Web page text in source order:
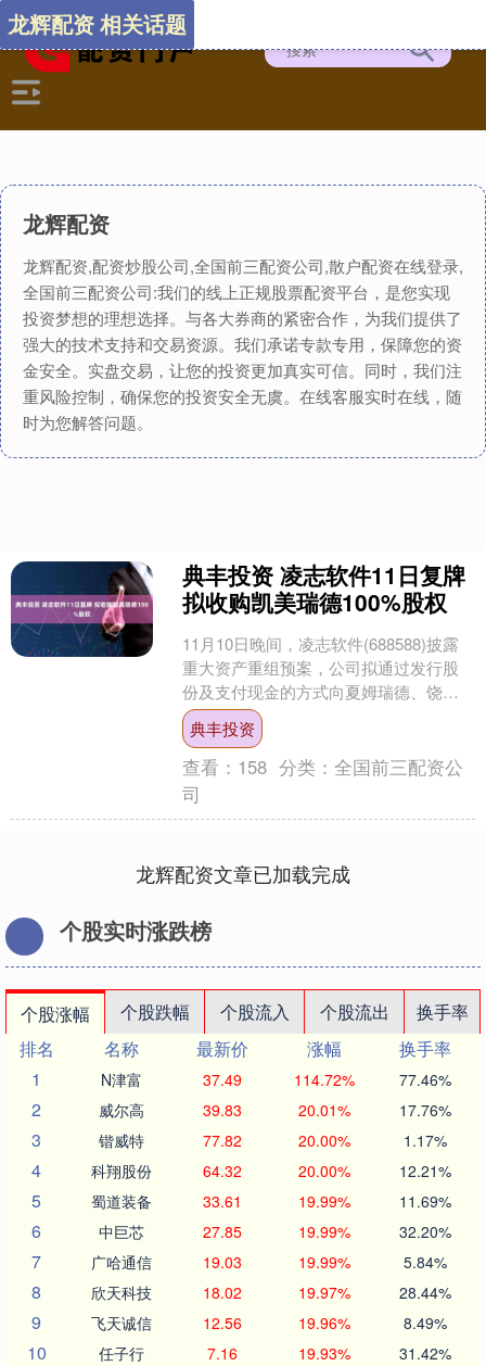
龙辉配资
龙辉配资,配资炒股公司,全国前三配资公司,散户配资在线登录,
全国前三配资公司:我们的线上正规股票配资平台，是您实现
投资梦想的理想选择。与各大券商的紧密合作，为我们提供了
强大的技术支持和交易资源。我们承诺专款专用，保障您的资
金安全。实盘交易，让您的投资更加真实可信。同时，我们注
重风险控制，确保您的投资安全无虞。在线客服实时在线，随
时为您解答问题。
龙辉配资 相关话题
典丰投资 凌志软件11日复牌
拟收购凯美瑞德100%股权
11月10日晚间，凌志软件(688588)披露
重大资产重组预案，公司拟通过发行股
份及支付现金的方式向夏姆瑞德、饶谿
等20名交易对方购买其合计持有的凯美
瑞德100....
典丰投资
查看： 158 分类：全国前三配资公
司
龙辉配资文章已加载完成
个股实时涨跌榜
个股涨幅 个股跌幅 个股流入 个股流出
换手率
排名
名称 最新价 涨幅
换手率
1
N津富 37.49 114.72% 77.46%
2 威尔高 39.83 20.01% 17.76%
3 锴威特 77.82 20.00% 1.17%
4 科翔股份 64.32 20.00% 12.21%
5 蜀道装备 33.61 19.99% 11.69%
6 中巨芯 27.85 19.99% 32.20%
7 广哈通信 19.03 19.99% 5.84%
8 欣天科技 18.02 19.97% 28.44%
9 飞天诚信 12.56 19.96% 8.49%
10 任子行 7.16 19.93% 31.42%